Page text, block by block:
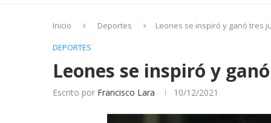
Inicio Deportes
Leones se inspiró y ganó tres
DEPORTES
Leones se inspiró y
Escrito por Francisco Lara 10/12/2021